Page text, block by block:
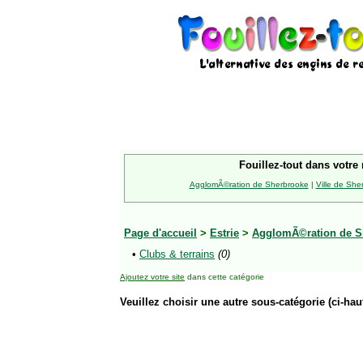
Fouillez-tout dans votre
AgglomÃ©ration de Sherbrooke | Ville de
Page d'accueil > Estrie > AgglomÃ©ration de
• Clubs & terrains (0)
Ajoutez votre site dans cette catégorie
Veuillez choisir une autre sous-catégorie (ci-